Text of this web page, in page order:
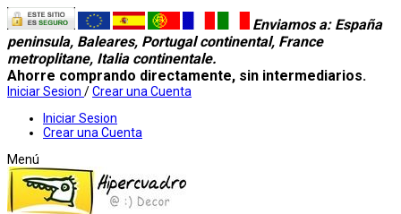
Enviamos a: España
peninsula, Baleares, Portugal continental, France
metroplitane, Italia continentale.
Ahorre comprando directamente, sin intermediarios.
Iniciar Sesion /Crear una Cuenta
Iniciar Sesion
Crear una Cuenta
Menú